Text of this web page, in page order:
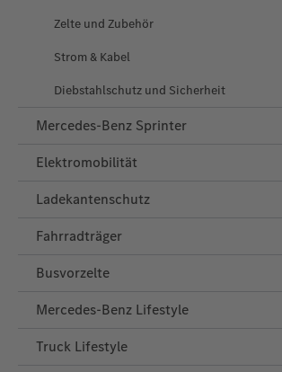
Zelte und Zubehör
Strom & Kabel
Diebstahlschutz und Sicherheit
Mercedes-Benz Sprinter
Elektromobilität
Ladekantenschutz
Fahrradträger
Busvorzelte
Mercedes‑Benz Lifestyle
Truck Lifestyle